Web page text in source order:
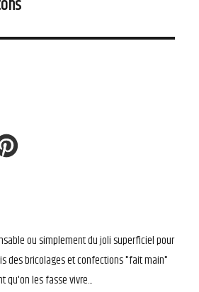
ou simplement du joli superficiel pour
des bricolages et confections "fait main"
qu'on les fasse vivre...